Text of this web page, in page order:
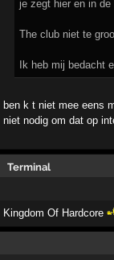
je zegt hier en in de
The club niet te
Ik heb mij bedacht
ben k t niet mee eens
niet nodig om dat op
Terminal
Kingdom Of Hardcore